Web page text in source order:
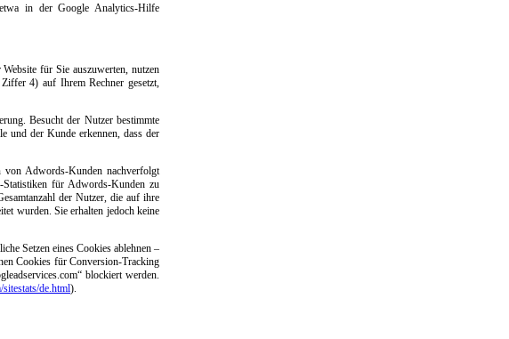
in der Google Analytics-Hilfe
für Sie auszuwerten, nutzen
4) auf Ihrem Rechner gesetzt,
Besucht der Nutzer bestimmte
und der Kunde erkennen, dass der
von Adwords-Kunden nachverfolgt
Statistiken für Adwords-Kunden zu
der Nutzer, die auf ihre
wurden. Sie erhalten jedoch keine
Setzen eines Cookies ablehnen –
Cookies für Conversion-Tracking
blockiert werden.
de.html).